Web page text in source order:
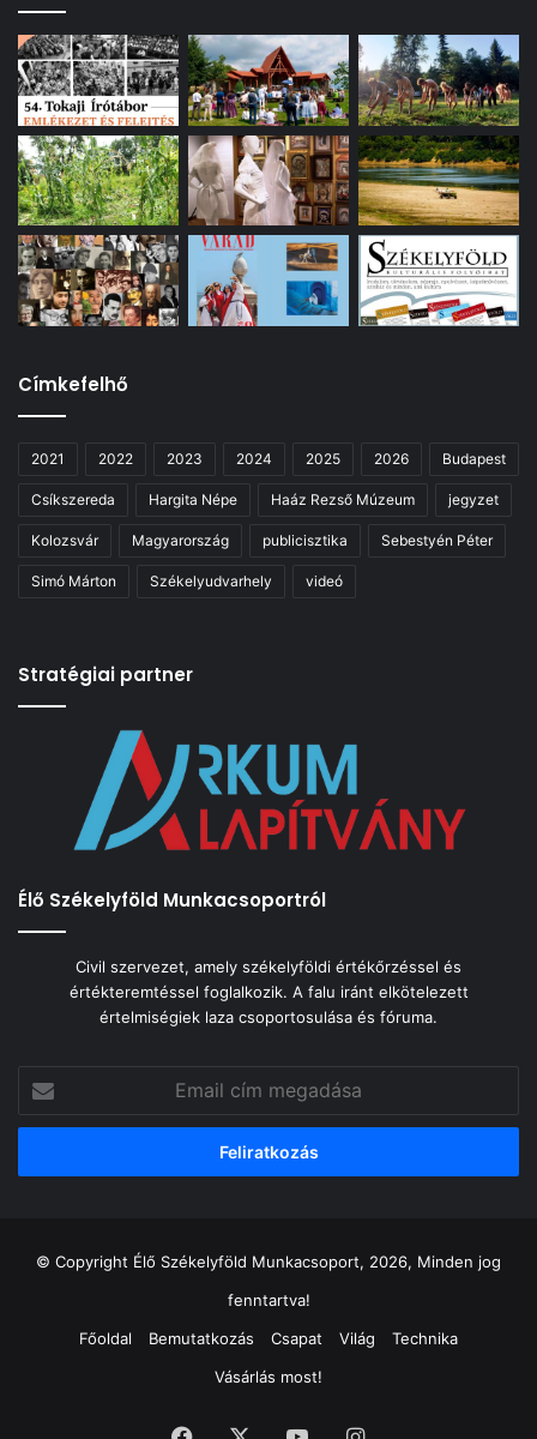
Címkefelhő
2021 2022 2023 2024 2025 2026 Budapest
Csíkszereda Hargita Népe Haáz Rezső Múzeum jegyzet
Kolozsvár Magyarország publicisztika Sebestyén Péter
Simó Márton Székelyudvarhely videó
Stratégiai partner
Élő Székelyföld Munkacsoportról
Civil szervezet, amely székelyföldi értékőrzéssel és
értékteremtéssel foglalkozik. A falu iránt elkötelezett
értelmiségiek laza csoportosulása és fóruma.
cím
megadása
© Copyright Élő Székelyföld Munkacsoport, 2026, Minden jog
fenntartva!
Főoldal
Bemutatkozás Csapat Világ
Technika
Vásárlás most!